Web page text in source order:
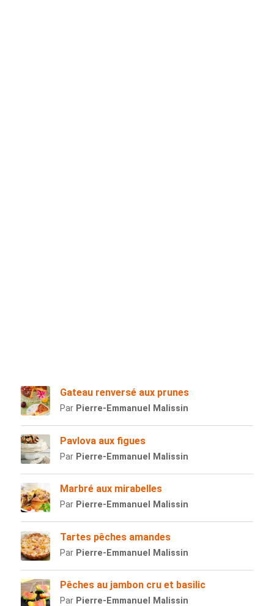
Gateau renversé aux prunes
Par Pierre-Emmanuel Malissin
Pavlova aux figues
Par Pierre-Emmanuel Malissin
Marbré aux mirabelles
Par Pierre-Emmanuel Malissin
Tartes pêches amandes
Par Pierre-Emmanuel Malissin
Pêches au jambon cru et basilic
Par Pierre-Emmanuel Malissin